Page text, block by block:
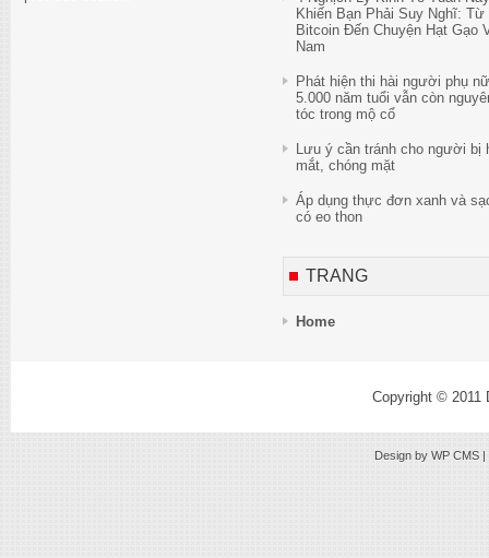
Khiến Bạn Phải Suy Nghĩ: Từ
Bitcoin Đến Chuyện Hạt Gạo
Nam
Phát hiện thi hài người phụ nữ
5.000 năm tuổi vẫn còn
tóc trong mộ cổ
Lưu ý cần tránh cho người bị
mắt, chóng mặt
Áp dụng thực đơn xanh và
có eo thon
TRANG
Home
Copyright © 2011
Design by WP CMS